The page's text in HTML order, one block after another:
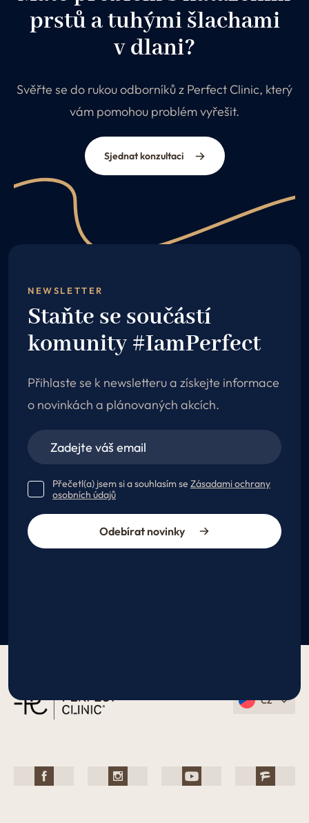
prstů a tuhými šlachami
v dlani?
Svěřte se do rukou odborníků z Perfect Clinic, který
vám pomohou problém vyřešit.
Sjednat konzultaci
NEWSLETTER
Staňte se součástí
komunity #IamPerfect
Přihlaste se k newsletteru a získejte informace
o novinkách a plánovaných akcích.
Přečetl(a) jsem si a souhlasím se Zásadami ochrany
osobních údajů
Odebírat novinky
CZ